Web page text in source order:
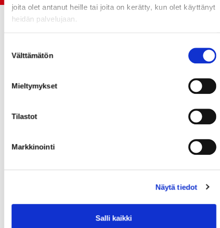
joita olet antanut heille tai joita on kerätty, kun olet käyttänyt
heidän palvelujaan.
valinta
Välttämätön
Mieltymykset
Tilastot
Markkinointi
Näytä tiedot
Salli kaikki